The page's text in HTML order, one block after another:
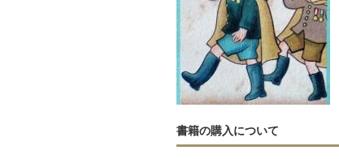
書籍の購入について